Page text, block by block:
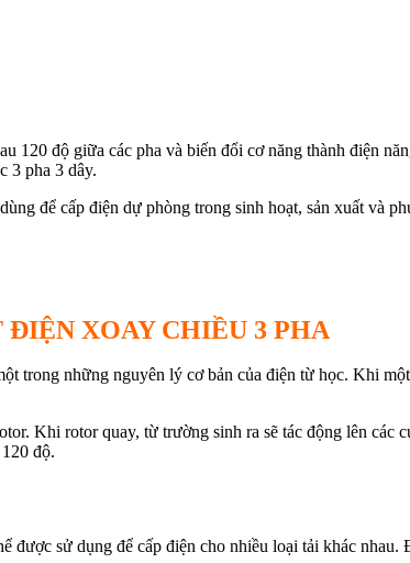
120 độ giữa các pha và biến đổi cơ năng thành điện
3 pha 3 dây.
để cấp điện dự phòng trong sinh hoạt, sản xuất và
XOAY CHIỀU 3 PHA
trong những nguyên lý cơ bản của điện từ học. Khi
Khi rotor quay, từ trường sinh ra sẽ tác động lên các
độ.
sử dụng để cấp điện cho nhiều loại tải khác